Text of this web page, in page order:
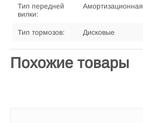
Тип передней
вилки:
Амортизационная
Тип тормозов: Дисковые
Похожие товары